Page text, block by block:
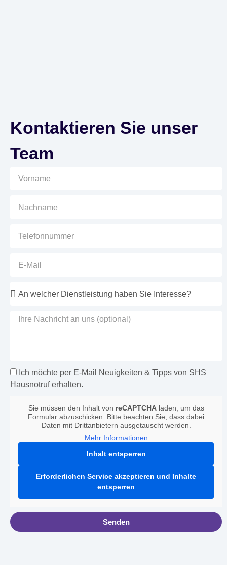
Kontaktieren Sie unser
Team
Ich möchte per E-Mail Neuigkeiten & Tipps von SHS
Hausnotruf erhalten.
Sie müssen den Inhalt von reCAPTCHAladen, um das
Formular abzuschicken. Bitte beachten Sie, dass dabei
Daten mit Drittanbietern ausgetauscht werden.
Mehr Informationen
Inhalt entsperren
Erforderlichen Service akzeptieren und Inhalte
entsperren
Senden